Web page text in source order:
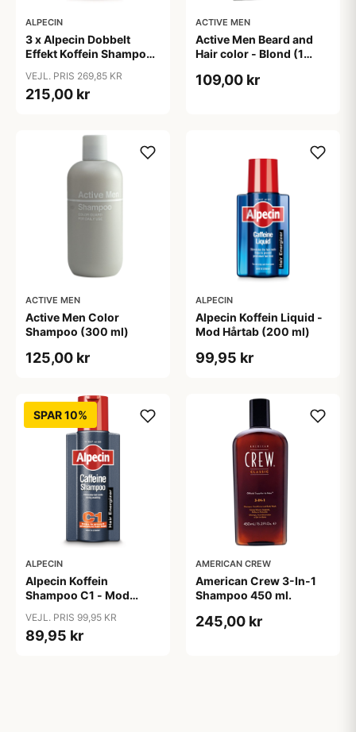
ALPECIN
3 x Alpecin Dobbelt
Effekt Koffein Shampoo
VEJL. PRIS 269,85 KR
215,00 kr
ACTIVE MEN
Active Men Beard and
Hair color - Blond (1
109,00 kr
ACTIVE MEN
Active Men Color
Shampoo (300 ml)
125,00 kr
ALPECIN
Alpecin Koffein Liquid -
Mod Hårtab (200 ml)
99,95 kr
SPAR 10%
ALPECIN
Alpecin Koffein
Shampoo C1 - Mod
VEJL. PRIS 99,95 KR
89,95 kr
AMERICAN CREW
American Crew 3-In-1
Shampoo 450 ml.
245,00 kr